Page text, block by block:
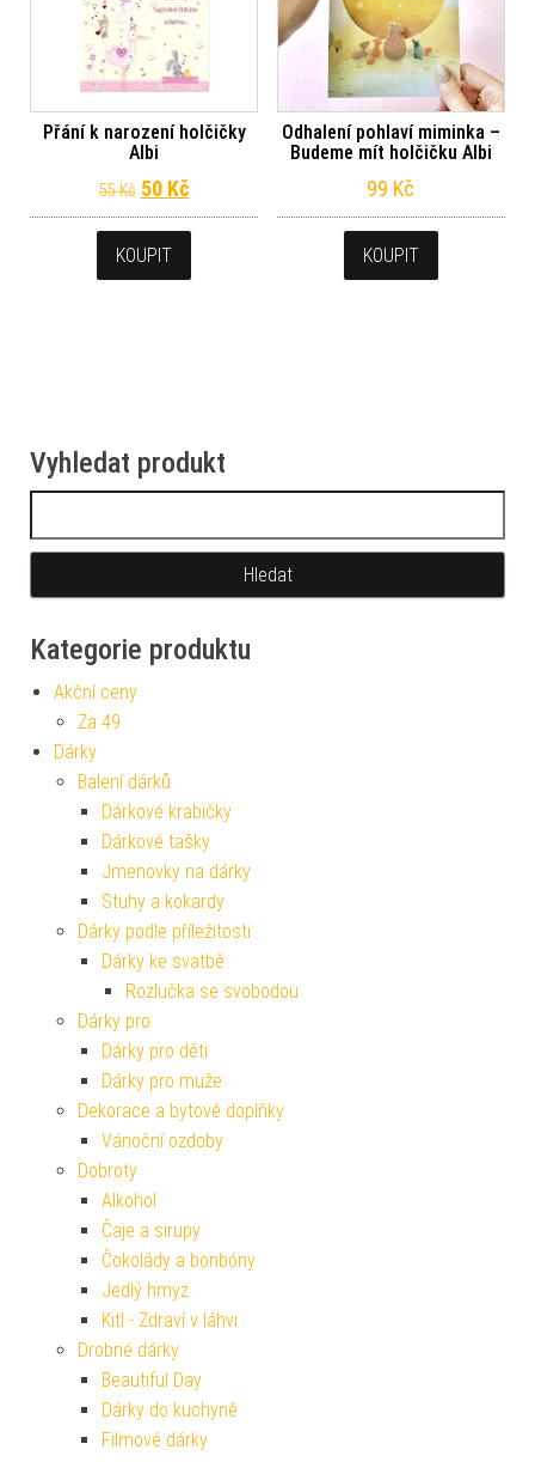
Přání k narození holčičky
Albi
55Kč Původní cena byla: 55 Kč.
50 KčAktuální cena je: 50 Kč.
KOUPIT
Odhalení pohlaví miminka –
Budeme mít holčičku Albi
99 Kč
KOUPIT
Vyhledat produkt
Kategorie produktu
Akční ceny
Za 49
Dárky
Balení dárků
Dárkové krabičky
Dárkové tašky
Jmenovky na dárky
Stuhy a kokardy
Dárky podle příležitosti
Dárky ke svatbě
Rozlučka se svobodou
Dárky pro
Dárky pro děti
Dárky pro muže
Dekorace a bytové doplňky
Vánoční ozdoby
Dobroty
Alkohol
Čaje a sirupy
Čokolády a bonbóny
Jedlý hmyz
Kitl - Zdraví v láhvi
Drobné dárky
Beautiful Day
Dárky do kuchyně
Filmové dárky